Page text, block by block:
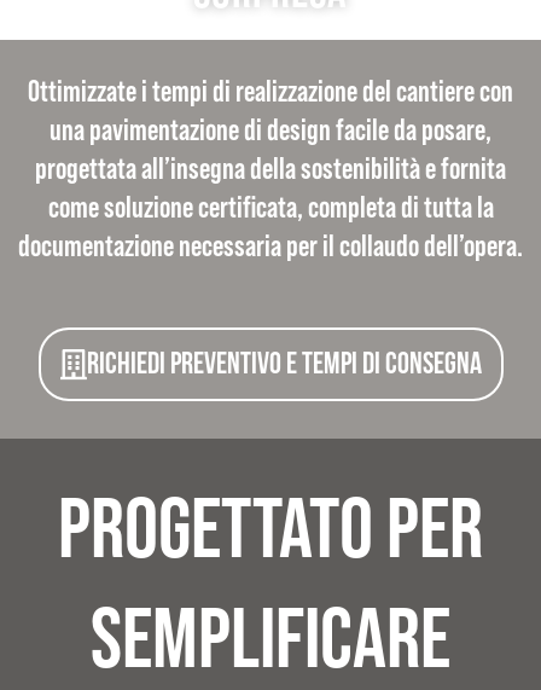
Ottimizzate i tempi di realizzazione del cantiere con
una pavimentazione di design facile da posare,
progettata all’insegna della sostenibilità e fornita
come soluzione certificata, completa di tutta la
documentazione necessaria per il collaudo dell’opera.
Richiedi preventivo e tempi di consegna
PROGETTATO PER
SEMPLIFICARE